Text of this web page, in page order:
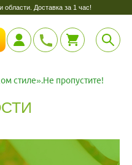
Доставка за 1 час!
стиле».Не пропустите!